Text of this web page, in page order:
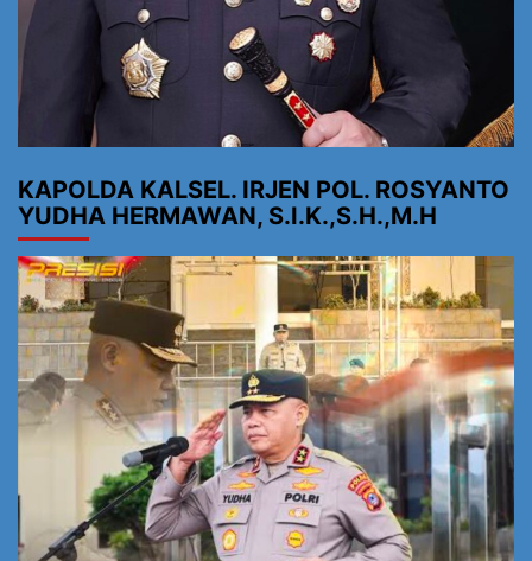
KAPOLDA KALSEL. IRJEN POL. ROSYANTO
YUDHA HERMAWAN, S.I.K.,S.H.,M.H